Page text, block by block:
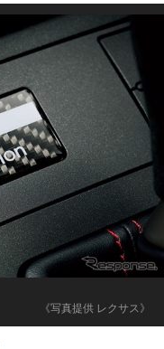
《写真提供 レクサス》